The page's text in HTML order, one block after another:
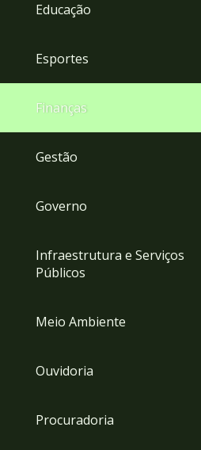
Educação
Esportes
Finanças
Gestão
Governo
Infraestrutura e Serviços
Públicos
Meio Ambiente
Ouvidoria
Procuradoria